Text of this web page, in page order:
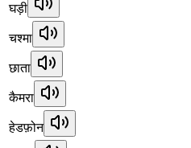
घड़ी
चश्मा
छाता
कैमरा
हेडफ़ोन